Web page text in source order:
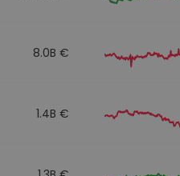
8.0B €
1.4B €